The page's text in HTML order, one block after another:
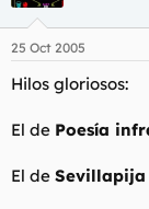
25 Oct 2005
Hilos gloriosos:
El de Poesía
El de Sevillapija